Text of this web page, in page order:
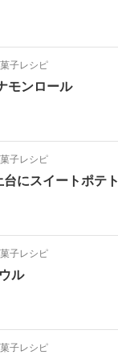
子レシピ
モンロール
子レシピ
にスイートポテト
子レシピ
ル
子レシピ